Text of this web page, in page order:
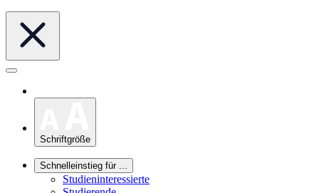
Schriftgröße
Schnelleinstieg für ...
Studieninteressierte